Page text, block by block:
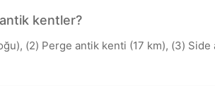
kentler?
(2) Perge antik kenti (17 km), (3)